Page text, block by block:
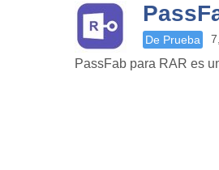
De Prueba
PassFab para RAR es